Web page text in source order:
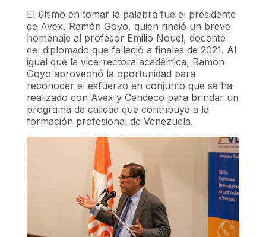
El último en tomar la palabra fue el presidente
de Avex, Ramón Goyo, quien rindió un breve
homenaje al profesor Emilio Nouel, docente
del diplomado que falleció a finales de 2021. Al
igual que la vicerrectora académica, Ramón
Goyo aprovechó la oportunidad para
reconocer el esfuerzo en conjunto que se ha
realizado con Avex y Cendeco para brindar un
programa de calidad que contribuya a la
formación profesional de Venezuela.